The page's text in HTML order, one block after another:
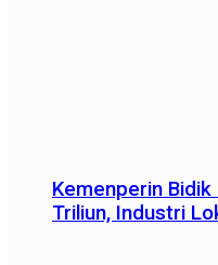
Kemenperin
Triliun, Industri